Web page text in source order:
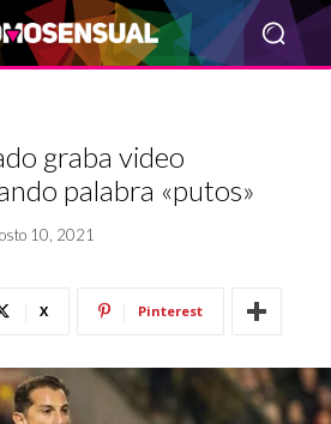
graba video
palabra «putos»
10, 2021
X Pinterest